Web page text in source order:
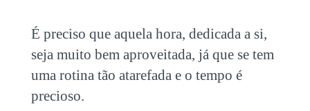
É preciso que aquela hora, dedicada a si,
seja muito bem aproveitada, já que se tem
uma rotina tão atarefada e o tempo é
precioso.